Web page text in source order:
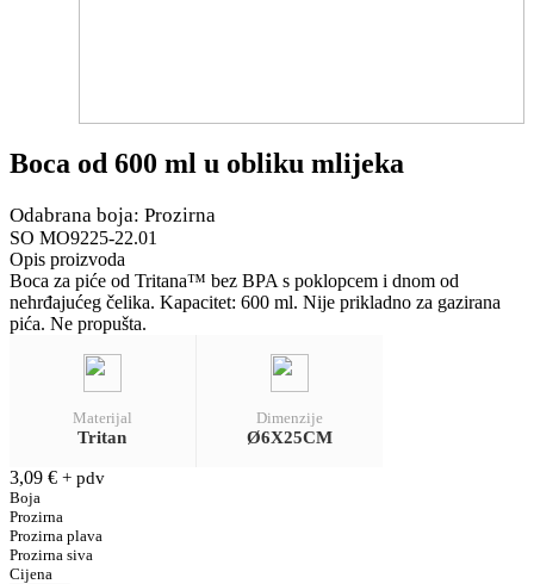
Boca od 600 ml u obliku mlijeka
Odabrana boja: Prozirna
SO MO9225-22.01
Opis proizvoda
Boca za piće od Tritana™ bez BPA s poklopcem i dnom od
nehrđajućeg čelika. Kapacitet: 600 ml. Nije prikladno za gazirana
pića. Ne propušta.
Materijal
Tritan
Dimenzije
Ø6X25CM
3,09 € + pdv
Boja
Prozirna
Prozirna plava
Prozirna siva
Cijena